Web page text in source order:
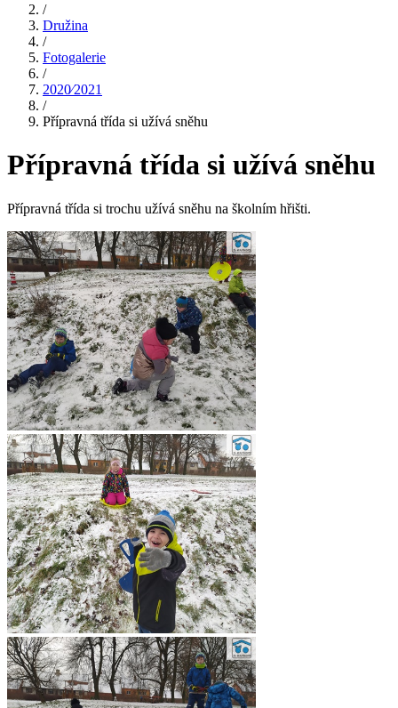
/
Družina
/
Fotogalerie
/
2020⁄2021
/
Přípravná třída si užívá sněhu
Přípravná třída si užívá sněhu
Přípravná třída si trochu užívá sněhu na školním hřišti.